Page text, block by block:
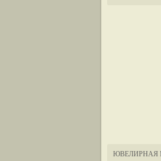
ЮВЕЛИРНАЯ